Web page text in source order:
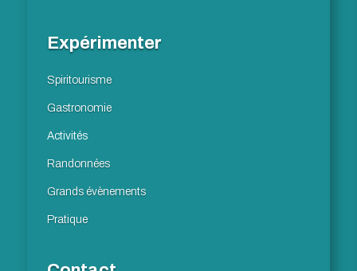
Expérimenter
Spiritourisme
Gastronomie
Activités
Randonnées
Grands évènements
Pratique